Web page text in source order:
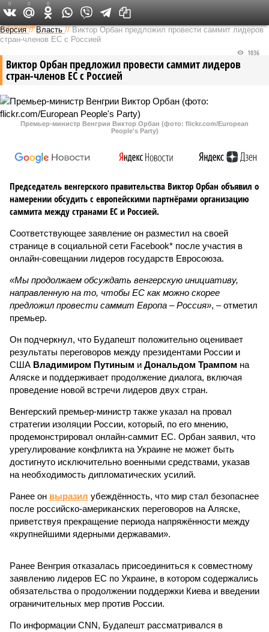
Федеральный выпуск
Версия //Власть //Виктор Орбан предложил провести саммит лидеров
стран-членов ЕС с Россией
Виктор Орбан предложил провести саммит лидеров
стран-членов ЕС с Россией
1036
Премьер-министр Венгрии Виктор Орбан (фото: flickr.com/European
People's Party)
Председатель венгерского правительства Виктор Орбан объявил о
намерении обсудить с европейскими партнёрами организацию
саммита между странами ЕС и Россией.
Соответствующее заявление он разместил на своей
странице в социальной сети Facebook* после участия в
онлайн-совещании лидеров государств Евросоюза.
«Мы продолжаем обсуждать венгерскую инициативу,
направленную на то, чтобы ЕС как можно скорее
предложил провести саммит Европа – Россия», – отметил
премьер.
Он подчеркнул, что Будапешт положительно оценивает
результаты переговоров между президентами России и
США Владимиром Путиным и Дональдом Трампом на
Аляске и поддерживает продолжение диалога, включая
проведение новой встречи лидеров двух стран.
Венгерский премьер-министр также указал на провал
стратегии изоляции России, который, по его мнению,
продемонстрировал онлайн-саммит ЕС. Орбан заявил, что
урегулирование конфликта на Украине не может быть
достигнуто исключительно военными средствами, указав
на необходимость дипломатических усилий.
Ранее он выразил убеждённость, что мир стал безопаснее
после российско-американских переговоров на Аляске,
приветствуя прекращение периода напряжённости между
«крупнейшими ядерными державами».
Ранее Венгрия отказалась присоединиться к совместному
заявлению лидеров ЕС по Украине, в котором содержались
обязательства о продолжении поддержки Киева и введении
ограничительных мер против России.
По информации CNN, Будапешт рассматривался в
0 0 0